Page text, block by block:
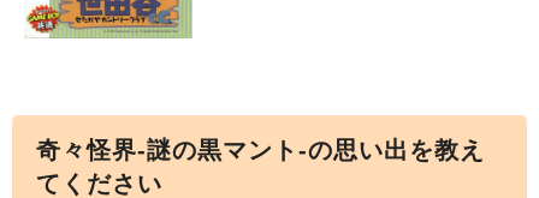
奇々怪界-謎の黒マント-の思い出を教え
てください